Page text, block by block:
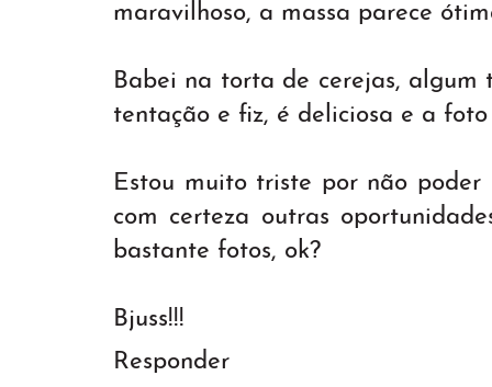
maravilhoso, a massa parece
Babei na torta de cerejas,
tentação e fiz, é deliciosa e a
Estou muito triste por não poder
com certeza outras
bastante fotos, ok?
Bjuss!!!
Responder